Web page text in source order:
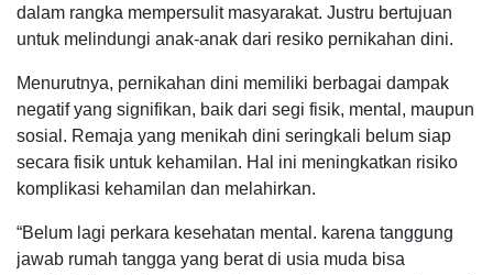
dalam rangka mempersulit masyarakat. Justru bertujuan
untuk melindungi anak-anak dari resiko pernikahan dini.
Menurutnya, pernikahan dini memiliki berbagai dampak
negatif yang signifikan, baik dari segi fisik, mental, maupun
sosial. Remaja yang menikah dini seringkali belum siap
secara fisik untuk kehamilan. Hal ini meningkatkan risiko
komplikasi kehamilan dan melahirkan.
“Belum lagi perkara kesehatan mental. karena tanggung
jawab rumah tangga yang berat di usia muda bisa